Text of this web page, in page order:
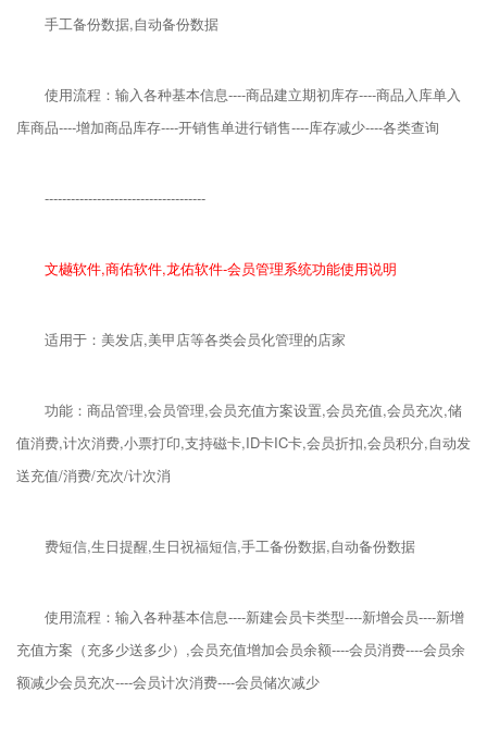
手工备份数据,自动备份数据
使用流程：输入各种基本信息----商品建立期初库存----商品入库单入
库商品----增加商品库存----开销售单进行销售----库存减少----各类查询
-------------------------------------
文樾软件,商佑软件,龙佑软件-会员管理系统功能使用说明
适用于：美发店,美甲店等各类会员化管理的店家
功能：商品管理,会员管理,会员充值方案设置,会员充值,会员充次,储
值消费,计次消费,小票打印,支持磁卡,ID卡IC卡,会员折扣,会员积分,自动发
送充值/消费/充次/计次消
费短信,生日提醒,生日祝福短信,手工备份数据,自动备份数据
使用流程：输入各种基本信息----新建会员卡类型----新增会员----新增
充值方案（充多少送多少）,会员充值增加会员余额----会员消费----会员余
额减少会员充次----会员计次消费----会员储次减少